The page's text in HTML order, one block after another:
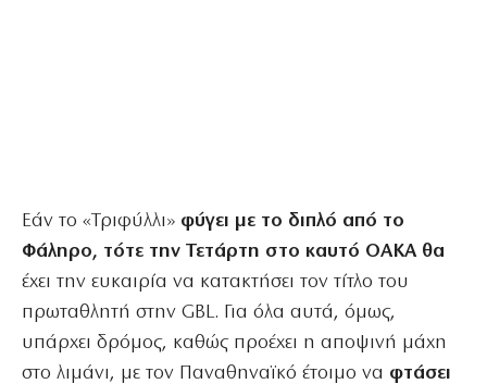
Εάν το «Τριφύλλι» φύγει με το διπλό από το
Φάληρο, τότε την Τετάρτη στο καυτό ΟΑΚΑ θα
έχει την ευκαιρία να κατακτήσει τον τίτλο του
πρωταθλητή στην GBL. Για όλα αυτά, όμως,
υπάρχει δρόμος, καθώς προέχει η αποψινή μάχη
στο λιμάνι, με τον Παναθηναϊκό έτοιμο να φτάσει